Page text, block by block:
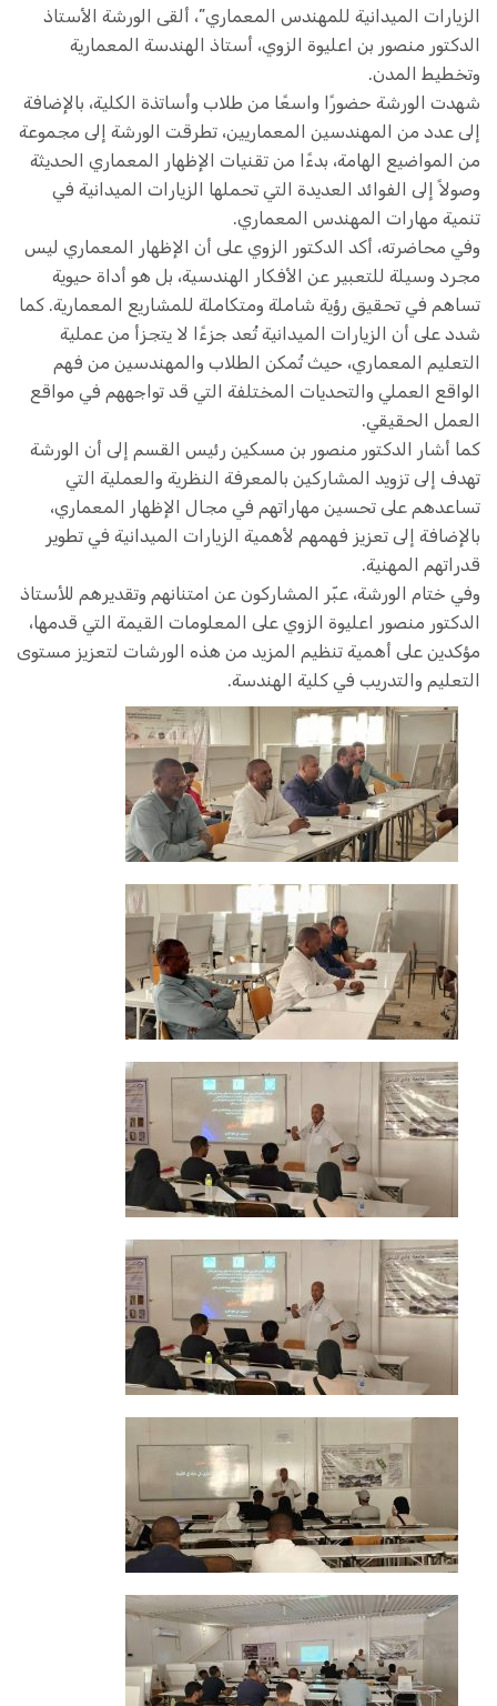
الزيارات الميدانية للمهندس المعماري”، ألقى الورشة الأستاذ
الدكتور منصور بن اعليوة الزوي، أستاذ الهندسة المعمارية
وتخطيط المدن.
شهدت الورشة حضورًا واسعًا من طلاب وأساتذة الكلية، بالإضافة
إلى عدد من المهندسين المعماريين، تطرقت الورشة إلى مجموعة
من المواضيع الهامة، بدءًا من تقنيات الإظهار المعماري الحديثة
وصولاً إلى الفوائد العديدة التي تحملها الزيارات الميدانية في
تنمية مهارات المهندس المعماري.
وفي محاضرته، أكد الدكتور الزوي على أن الإظهار المعماري ليس
مجرد وسيلة للتعبير عن الأفكار الهندسية، بل هو أداة حيوية
تساهم في تحقيق رؤية شاملة ومتكاملة للمشاريع المعمارية. كما
شدد على أن الزيارات الميدانية تُعد جزءًا لا يتجزأ من عملية
التعليم المعماري، حيث تُمكن الطلاب والمهندسين من فهم
الواقع العملي والتحديات المختلفة التي قد تواجههم في مواقع
العمل الحقيقي.
كما أشار الدكتور منصور بن مسكين رئيس القسم إلى أن الورشة
تهدف إلى تزويد المشاركين بالمعرفة النظرية والعملية التي
تساعدهم على تحسين مهاراتهم في مجال الإظهار المعماري،
بالإضافة إلى تعزيز فهمهم لأهمية الزيارات الميدانية في تطوير
قدراتهم المهنية.
وفي ختام الورشة، عبّر المشاركون عن امتنانهم وتقديرهم للأستاذ
الدكتور منصور اعليوة الزوي على المعلومات القيمة التي قدمها،
مؤكدين على أهمية تنظيم المزيد من هذه الورشات لتعزيز مستوى
التعليم والتدريب في كلية الهندسة.